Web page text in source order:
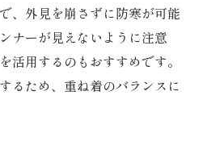
、外見を崩さずに防寒が可能
ナーが見えないように注意
活用するのもおすすめです。
るため、重ね着のバランスに